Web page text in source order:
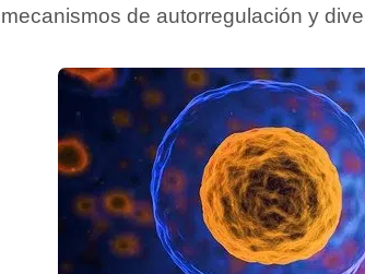
mecanismos de autorregulación y